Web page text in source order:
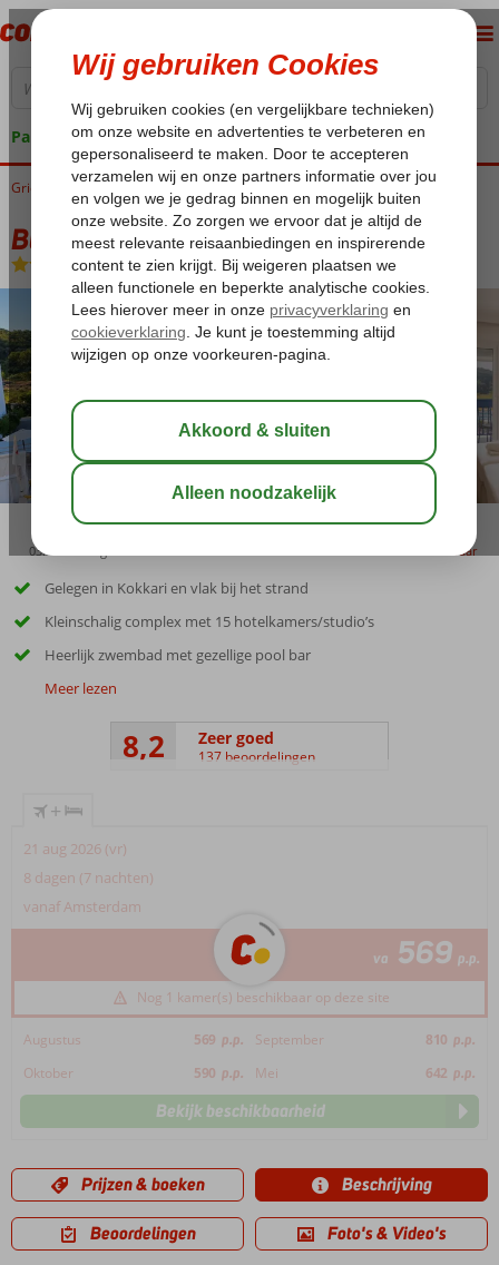
Pakketgarantie
Home
Griekenland Samos Kokkari Blue Sea Rooms & Studios
Blue Sea Rooms & Studios
Logies-Hotel
03:15 bewaar
Gelegen in Kokkari en vlak bij het strand
Kleinschalig complex met 15 hotelkamers/studio’s
Heerlijk zwembad met gezellige pool bar
Meer lezen
8,2 Zeer goed
137 beoordelingen
+
21 aug 2026 (vr)
8 dagen (7 nachten)
vanaf Amsterdam
va 569 p.p.
Nog 1 kamer(s) beschikbaar op deze site
Augustus 569 p.p. September 810 p.p.
Oktober
590 p.p. Mei 642 p.p.
Bekijk beschikbaarheid
Prijzen & boeken Beschrijving
Beoordelingen Foto's & Video's